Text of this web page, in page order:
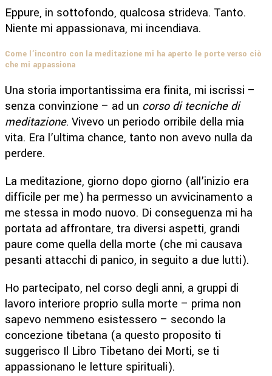
Eppure, in sottofondo, qualcosa strideva. Tanto.
Niente mi appassionava, mi incendiava.
Come l’incontro con la meditazione mi ha aperto le porte verso ciò
che mi appassiona
Una storia importantissima era finita, mi iscrissi –
senza convinzione – ad un corso di tecniche di
meditazione. Vivevo un periodo orribile della mia
vita. Era l’ultima chance, tanto non avevo nulla da
perdere.
La meditazione, giorno dopo giorno (all’inizio era
difficile per me) ha permesso un avvicinamento a
me stessa in modo nuovo. Di conseguenza mi ha
portata ad affrontare, tra diversi aspetti, grandi
paure come quella della morte (che mi causava
pesanti attacchi di panico, in seguito a due lutti).
Ho partecipato, nel corso degli anni, a gruppi di
lavoro interiore proprio sulla morte – prima non
sapevo nemmeno esistessero – secondo la
concezione tibetana (a questo proposito ti
suggerisco Il Libro Tibetano dei Morti, se ti
appassionano le letture spirituali).